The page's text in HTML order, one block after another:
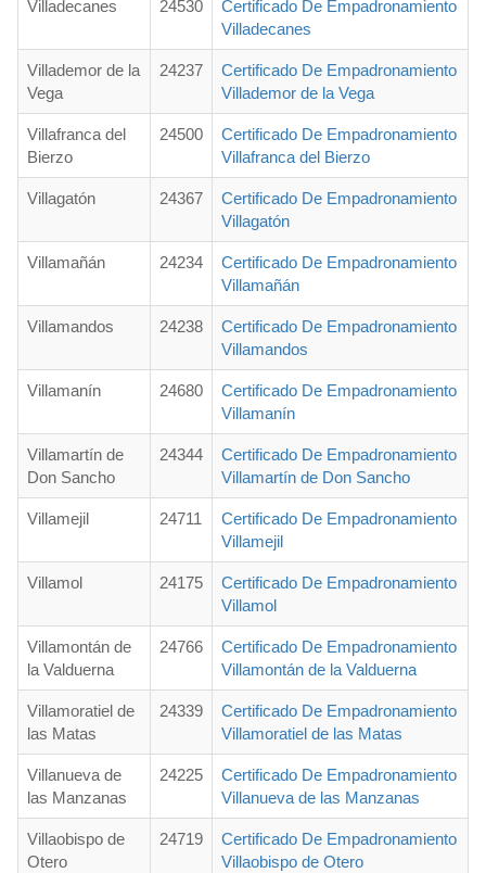
Villadecanes 24530
Certificado De Empadronamiento
Villadecanes
Villademor de la
Vega
24237
Certificado De Empadronamiento
Villademor de la Vega
Villafranca del
Bierzo
24500
Certificado De Empadronamiento
Villafranca del Bierzo
Villagatón 24367
Certificado De Empadronamiento
Villagatón
Villamañán 24234
Certificado De Empadronamiento
Villamañán
Villamandos 24238
Certificado De Empadronamiento
Villamandos
Villamanín 24680
Certificado De Empadronamiento
Villamanín
Villamartín de
Don Sancho
24344
Certificado De Empadronamiento
Villamartín de Don Sancho
Villamejil 24711
Certificado De Empadronamiento
Villamejil
Villamol 24175
Certificado De Empadronamiento
Villamol
Villamontán de
la Valduerna
24766
Certificado De Empadronamiento
Villamontán de la Valduerna
Villamoratiel de
las Matas
24339
Certificado De Empadronamiento
Villamoratiel de las Matas
Villanueva de
las Manzanas
24225
Certificado De Empadronamiento
Villanueva de las Manzanas
Villaobispo de
Otero
24719
Certificado De Empadronamiento
Villaobispo de Otero